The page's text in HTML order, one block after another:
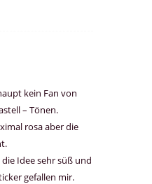
kein Fan von
– Tönen.
rosa aber die
Idee sehr süß und
gefallen mir.